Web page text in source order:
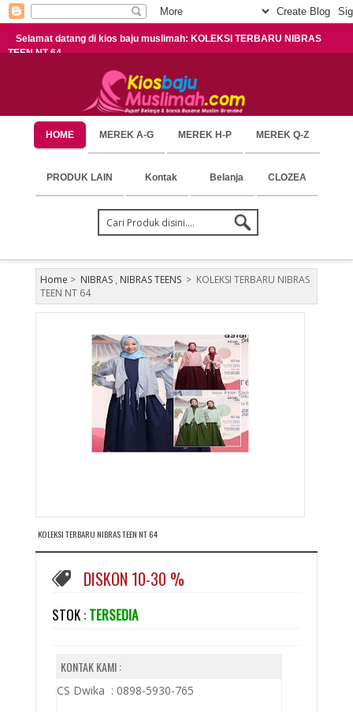
Selamat datang di kios baju muslimah: KOLEKSI TERBARU NIBRAS
TEEN NT 64
HOME MEREK A-G MEREK H-P MEREK Q-Z
PRODUK LAIN Kontak Belanja CLOZEA
Home > NIBRAS, NIBRAS TEENS > KOLEKSI TERBARU NIBRAS
TEEN NT 64
KOLEKSI TERBARU NIBRAS TEEN NT 64
DISKON 10-30 %
STOK : TERSEDIA
KONTAK KAMI :
CS Dwika : 0898-5930-765